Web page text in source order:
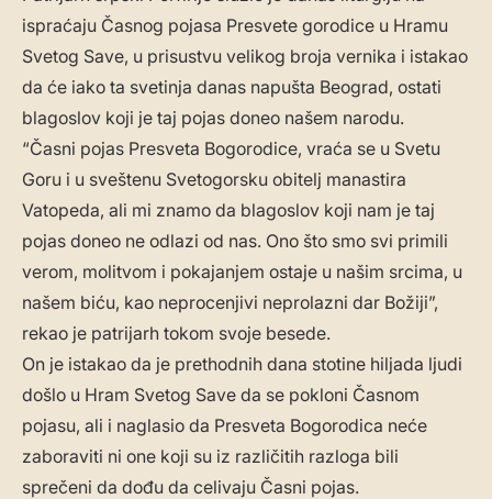
ispraćaju Časnog pojasa Presvete gorodice u Hramu
Svetog Save, u prisustvu velikog broja vernika i istakao
da će iako ta svetinja danas napušta Beograd, ostati
blagoslov koji je taj pojas doneo našem narodu.
“Časni pojas Presveta Bogorodice, vraća se u Svetu
Goru i u sveštenu Svetogorsku obitelj manastira
Vatopeda, ali mi znamo da blagoslov koji nam je taj
pojas doneo ne odlazi od nas. Ono što smo svi primili
verom, molitvom i pokajanjem ostaje u našim srcima, u
našem biću, kao neprocenjivi neprolazni dar Božiji”,
rekao je patrijarh tokom svoje besede.
On je istakao da je prethodnih dana stotine hiljada ljudi
došlo u Hram Svetog Save da se pokloni Časnom
pojasu, ali i naglasio da Presveta Bogorodica neće
zaboraviti ni one koji su iz različitih razloga bili
sprečeni da dođu da celivaju Časni pojas.